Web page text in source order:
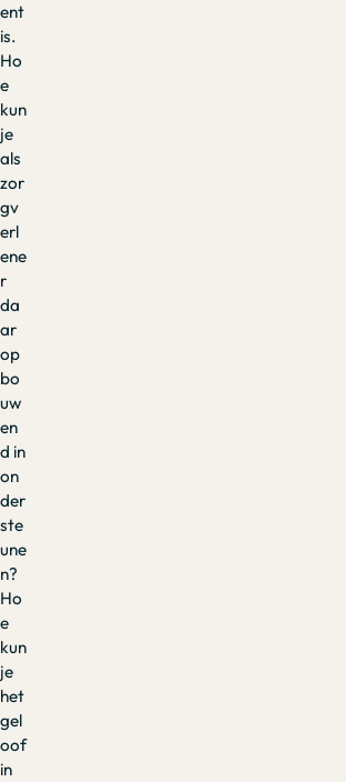
ent
is.
Ho
e
kun
je
als
zor
gv
erl
ene
r
da
ar
op
bo
uw
en
d in
on
der
ste
une
n?
Ho
e
kun
je
het
gel
oof
in